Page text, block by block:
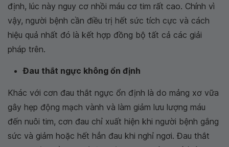
định, lúc này nguy cơ nhồi máu cơ tim rất cao. Chính vì
vậy, người bệnh cần điều trị hết sức tích cực và cách
hiệu quả nhất đó là kết hợp đồng bộ tất cả các giải
pháp trên.
Đau thắt ngực không ổn định
Khác với cơn đau thắt ngực ổn định là do mảng xơ vữa
gây hẹp động mạch vành và làm giảm lưu lượng máu
đến nuôi tim, cơn đau chỉ xuất hiện khi người bệnh gắng
sức và giảm hoặc hết hẳn đau khi nghỉ ngơi. Đau thắt